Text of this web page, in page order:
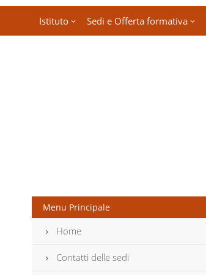
Istituto Sedi e Offerta formativa
Menu Principale
Home
Contatti delle sedi